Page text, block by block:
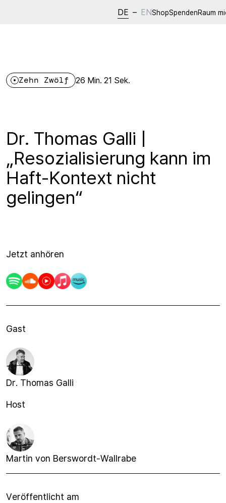
DE – ENShopSpendenRaum
Zehn Zwölf 26 Min. 21 Sek.
Dr. Thomas Galli |
„Resozialisierung kann im
Haft-Kontext nicht
gelingen“
Jetzt anhören
Gast
Dr. Thomas Galli
Host
Martin von Berswordt-Wallrabe
Veröffentlicht am